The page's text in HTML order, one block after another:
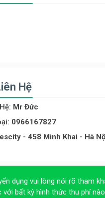
Hệ
Mr Đức
0966167827
- 458 Minh Khai - Hà
dụng vui lòng nói rõ tham
với bất kỳ hình thức thu phí